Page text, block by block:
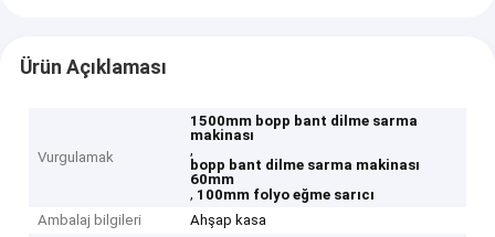
Ürün Açıklaması
Vurgulamak
1500mm bopp bant dilme sarma
makinası
,
bopp bant dilme sarma makinası
60mm
, 100mm folyo eğme sarıcı
Ambalaj bilgileri
Ahşap kasa